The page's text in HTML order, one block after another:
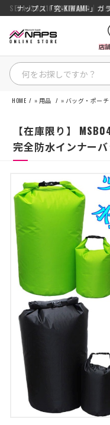
ナップス「究-KIWAMI-」ガ
SENA J30/J10を徹底比較｜
店
カテゴリから探す
特集記事
ナップスメンバーズ
コーポレートサイト
特定商取引法に基づく表記
利用規約
プライバシーポリシー
カスタマーハラスメントに対
HOME » 用品 » バッグ・ポーチ
【在庫限り】
完全防水インナー